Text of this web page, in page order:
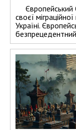
Європейський
своєї
Україні.